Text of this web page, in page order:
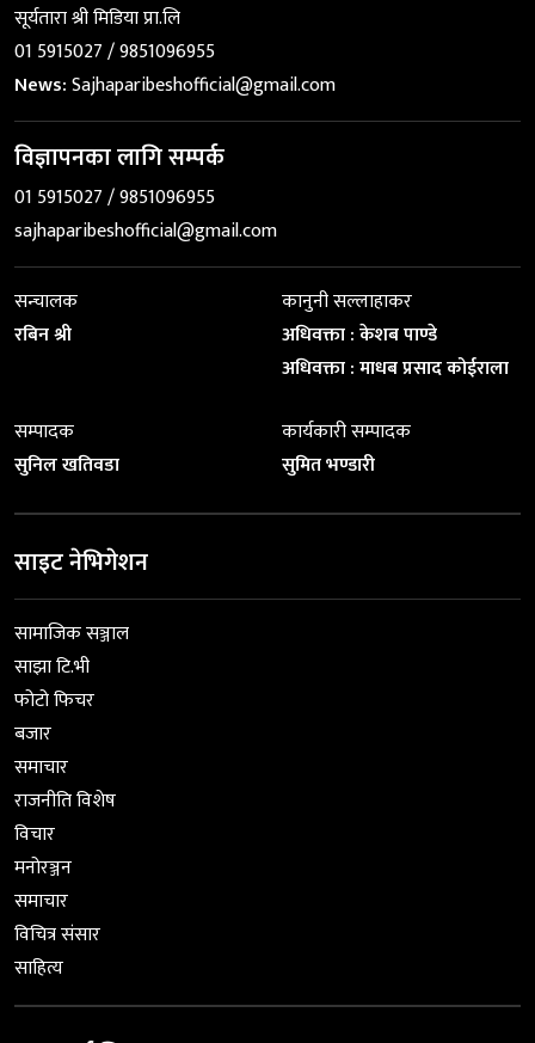
सूर्यतारा श्री मिडिया प्रा.लि
01 5915027 / 9851096955
News:Sajhaparibeshofficial@gmail.com
विज्ञापनका लागि सम्पर्क
01 5915027 / 9851096955
sajhaparibeshofficial@gmail.com
सन्चालक
रबिन श्री
कानुनी सल्लाहाकर
अधिवक्ता : केशब पाण्डे
अधिवक्ता : माधब प्रसाद कोईराला
सम्पादक
सुनिल खतिवडा
कार्यकारी सम्पादक
सुमित भण्डारी
साइट नेभिगेशन
सामाजिक सञ्जाल
साझा टि.भी
फोटो फिचर
बजार
समाचार
राजनीति विशेष
विचार
मनोरञ्जन
समाचार
विचित्र संसार
साहित्य